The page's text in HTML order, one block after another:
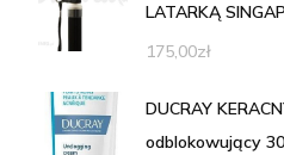
LATARKĄ
175,00zł
DUCRAY
odblokowujący